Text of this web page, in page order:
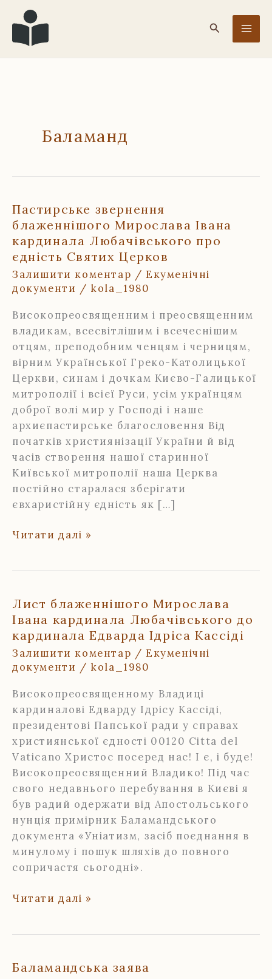
Перейти
до
вмісту
Пошук
Баламанд
Пастирське звернення
блаженнішого Мирослава Івана
кардинала Любачівського про
єдність Святих Церков
Залишити коментар / Екуменічні
документи / kola_1980
Високопреосвященним і преосвященним
владикам, всесвітлішим і всечеснішим
отцям, преподобним ченцям і черницям,
вірним Української Греко-Католицької
Церкви, синам і дочкам Києво-Галицької
митрополії і всієї Руси, усім українцям
доброї волі мир у Господі і наше
архиєпастирське благословення Від
початків християнізації України й від
часів створення нашої старинної
Київської митрополії наша Церква
постійно старалася зберігати
євхаристійну єдність як […]
Пастирське
Івана
кардинала
Любачівського
про
єдність
Святих
Церков
Читати далі »
Лист блаженнішого Мирослава
Івана кардинала Любачівського до
кардинала Едварда Ідріса Кассіді
Залишити коментар / Екуменічні
документи / kola_1980
Високопреосвященному Владиці
кардиналові Едварду Ідрісу Кассіді,
президентові Папської ради у справах
християнської єдності 00120 Citta del
Vaticano Христос посеред нас! І є, і буде!
Високопреосвященний Владико! Під час
свого недавнього перебування в Києві я
був радий одержати від Апостольського
нунція примірник Баламандського
документа «Уніатизм, засіб поєднання в
минулому і пошук шляхів до повного
сопричастя сьогодні».
Лист
кардинала
Любачівського
Читати далі »
Баламандська заява